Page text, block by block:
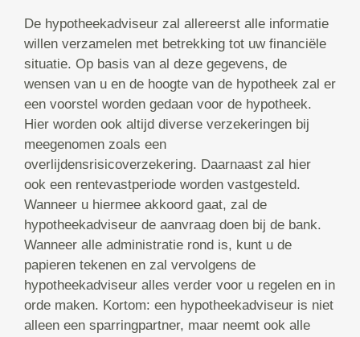
De hypotheekadviseur zal allereerst alle informatie
willen verzamelen met betrekking tot uw financiële
situatie. Op basis van al deze gegevens, de
wensen van u en de hoogte van de hypotheek zal er
een voorstel worden gedaan voor de hypotheek.
Hier worden ook altijd diverse verzekeringen bij
meegenomen zoals een
overlijdensrisicoverzekering. Daarnaast zal hier
ook een rentevastperiode worden vastgesteld.
Wanneer u hiermee akkoord gaat, zal de
hypotheekadviseur de aanvraag doen bij de bank.
Wanneer alle administratie rond is, kunt u de
papieren tekenen en zal vervolgens de
hypotheekadviseur alles verder voor u regelen en in
orde maken. Kortom: een hypotheekadviseur is niet
alleen een sparringpartner, maar neemt ook alle